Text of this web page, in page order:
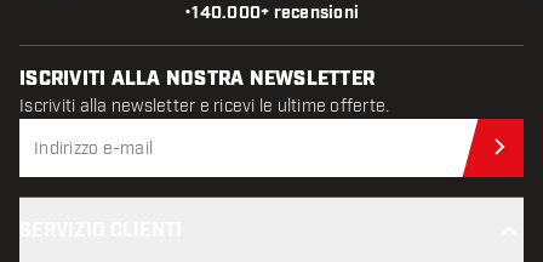
•140.000+ recensioni
ISCRIVITI ALLA NOSTRA NEWSLETTER
Iscriviti alla newsletter e ricevi le ultime offerte.